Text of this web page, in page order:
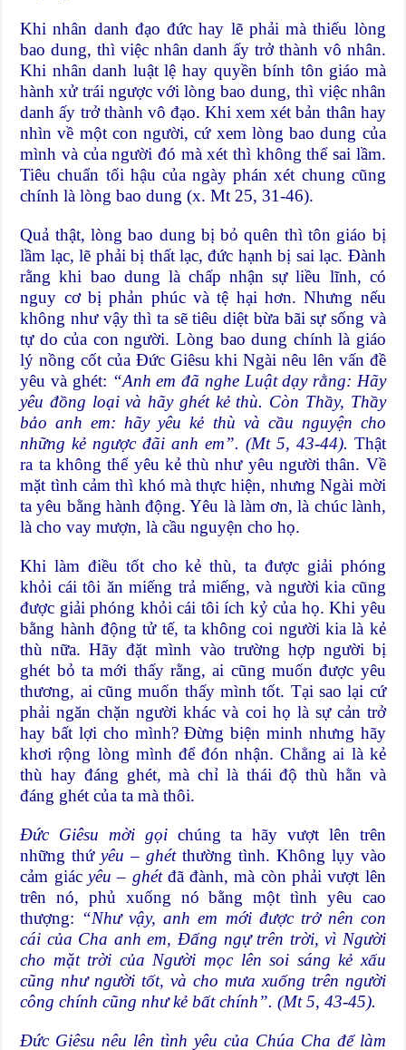
Khi nhân danh đạo đức hay lẽ phải mà thiếu lòng
bao dung, thì việc nhân danh ấy trở thành vô nhân.
Khi nhân danh luật lệ hay quyền bính tôn giáo mà
hành xử trái ngược với lòng bao dung, thì việc nhân
danh ấy trở thành vô đạo. Khi xem xét bản thân hay
nhìn về một con người, cứ xem lòng bao dung của
mình và của người đó mà xét thì không thể sai lầm.
Tiêu chuẩn tối hậu của ngày phán xét chung cũng
chính là lòng bao dung (x. Mt 25, 31-46).
Quả thật, lòng bao dung bị bỏ quên thì tôn giáo bị
lầm lạc, lẽ phải bị thất lạc, đức hạnh bị sai lạc. Đành
rằng khi bao dung là chấp nhận sự liều lĩnh, có
nguy cơ bị phản phúc và tệ hại hơn. Nhưng nếu
không như vậy thì ta sẽ tiêu diệt bừa bãi sự sống và
tự do của con người. Lòng bao dung chính là giáo
lý nồng cốt của Đức Giêsu khi Ngài nêu lên vấn đề
yêu và ghét: “Anh em đã nghe Luật dạy rằng: Hãy
yêu đồng loại và hãy ghét kẻ thù. Còn Thầy, Thầy
bảo anh em: hãy yêu kẻ thù và cầu nguyện cho
những kẻ ngược đãi anh em”. (Mt 5, 43-44). Thật
ra ta không thể yêu kẻ thù như yêu người thân. Về
mặt tình cảm thì khó mà thực hiện, nhưng Ngài mời
ta yêu bằng hành động. Yêu là làm ơn, là chúc lành,
là cho vay mượn, là cầu nguyện cho họ.
Khi làm điều tốt cho kẻ thù, ta được giải phóng
khỏi cái tôi ăn miếng trả miếng, và người kia cũng
được giải phóng khỏi cái tôi ích kỷ của họ. Khi yêu
bằng hành động tử tế, ta không coi người kia là kẻ
thù nữa. Hãy đặt mình vào trường hợp người bị
ghét bỏ ta mới thấy rằng, ai cũng muốn được yêu
thương, ai cũng muốn thấy mình tốt. Tại sao lại cứ
phải ngăn chặn người khác và coi họ là sự cản trở
hay bất lợi cho mình? Đừng biện minh nhưng hãy
khơi rộng lòng mình để đón nhận. Chẳng ai là kẻ
thù hay đáng ghét, mà chỉ là thái độ thù hằn và
đáng ghét của ta mà thôi.
Đức Giêsu mời gọi chúng ta hãy vượt lên trên
những thứyêu – ghétthường tình. Không lụy vào
cảm giác yêu – ghétđã đành, mà còn phải vượt lên
trên nó, phủ xuống nó bằng một tình yêu cao
thượng: “Như vậy, anh em mới được trở nên con
cái của Cha anh em, Đấng ngự trên trời, vì Người
cho mặt trời của Người mọc lên soi sáng kẻ xấu
cũng như người tốt, và cho mưa xuống trên người
công chính cũng như kẻ bất chính”. (Mt 5, 43-45).
Đức Giêsu nêu lên tình yêu của Chúa Cha để làm